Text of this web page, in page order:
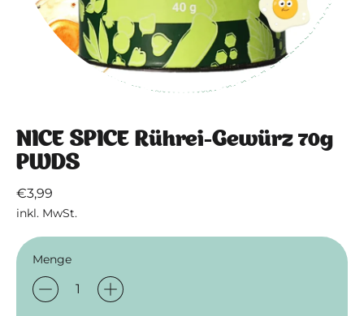
NICE SPICE Rührei-Gewürz 70g
PWDS
Normaler Preis
€3,99
inkl. MwSt.
Menge